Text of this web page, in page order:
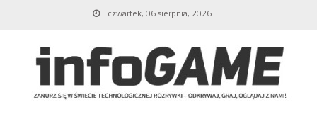
czwartek, 06 sierpnia, 2026